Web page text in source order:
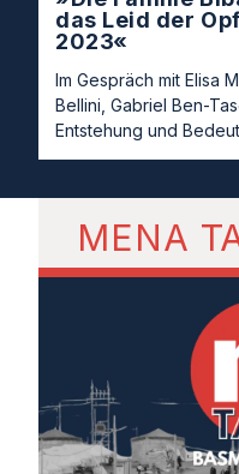
das Leid der
2023«
Im Gespräch mit Elisa
Bellini, Gabriel Ben-
Entstehung und
MENA